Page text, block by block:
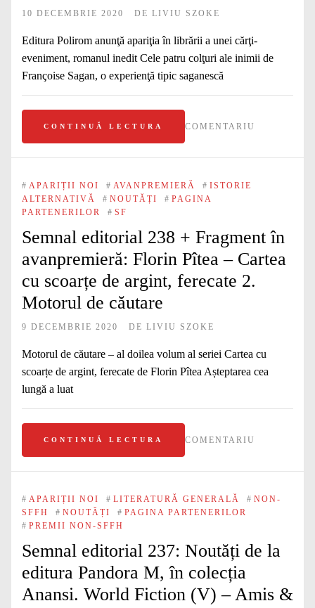
10 DECEMBRIE 2020 DE LIVIU SZOKE
Editura Polirom anunţă apariţia în librării a unei cărţi-
eveniment, romanul inedit Cele patru colţuri ale inimii de
Françoise Sagan, o experienţă tipic saganescă
CONTINUĂ LECTURA COMENTARIU
# APARIȚII NOI # AVANPREMIERĂ # ISTORIE
ALTERNATIVĂ
# NOUTĂȚI # PAGINA
PARTENERILOR
# SF
Semnal editorial 238 + Fragment în
avanpremieră: Florin Pîtea – Cartea
cu scoarțe de argint, ferecate 2.
Motorul de căutare
9 DECEMBRIE 2020 DE LIVIU SZOKE
Motorul de căutare – al doilea volum al seriei Cartea cu
scoarțe de argint, ferecate de Florin Pîtea Așteptarea cea
lungă a luat
CONTINUĂ LECTURA COMENTARIU
# APARIȚII NOI # LITERATURĂ GENERALĂ # NON-
SFFH
# NOUTĂȚI # PAGINA PARTENERILOR
# PREMII NON-SFFH
Semnal editorial 237: Noutăți de la
editura Pandora M, în colecția
Anansi. World Fiction (V) – Amis &